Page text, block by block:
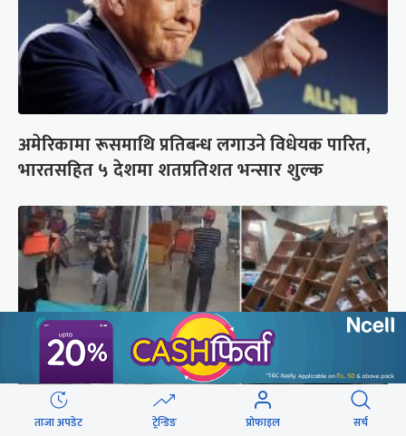
अमेरिकामा रूसमाथि प्रतिबन्ध लगाउने विधेयक पारित,
भारतसहित ५ देशमा शतप्रतिशत भन्सार शुल्क
ताजा अपडेट ट्रेन्डिङ प्रोफाइल सर्च